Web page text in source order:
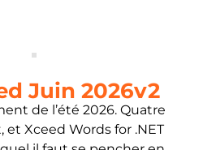
Juin 2026v2
de l’été 2026. Quatre
Xceed Words for .NET